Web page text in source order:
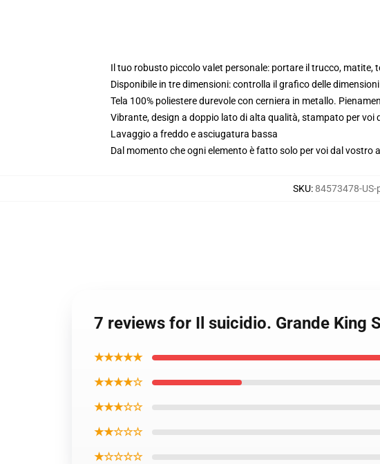
Il tuo robusto piccolo valet personale: portare il trucco, matite,
Disponibile in tre dimensioni: controlla il grafico delle
Tela 100% poliestere durevole con cerniera in metallo.
Vibrante, design a doppio lato di alta qualità, stampato per voi
Lavaggio a freddo e asciugatura bassa
Dal momento che ogni elemento è fatto solo per voi dal
SKU:84573478-US-
7 reviews for Il suicidio. Grande King
★★★★★
★★★★☆
★★★☆☆
★★☆☆☆
★☆☆☆☆